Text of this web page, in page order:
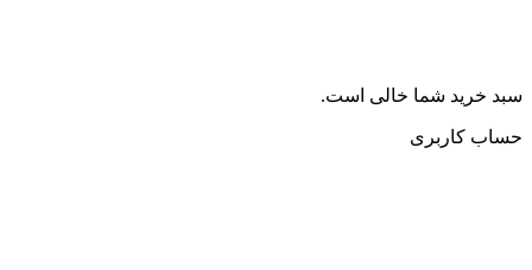
سبد خرید شما خالی است.
حساب کاربری